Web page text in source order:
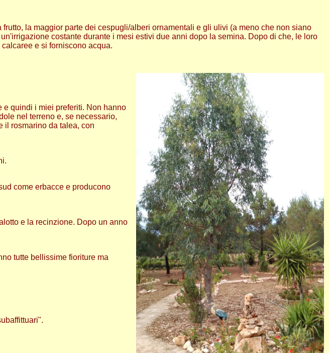
la maggior parte dei cespugli/alberi ornamentali e gli ulivi (a meno che non siano
costante durante i mesi estivi due anni dopo la semina. Dopo di che, le loro
e si forniscono acqua.
e quindi i miei preferiti. Non hanno
nel terreno e, se necessario,
il rosmarino da talea, con
come erbacce e producono
e la recinzione. Dopo un anno
tutte bellissime fioriture ma